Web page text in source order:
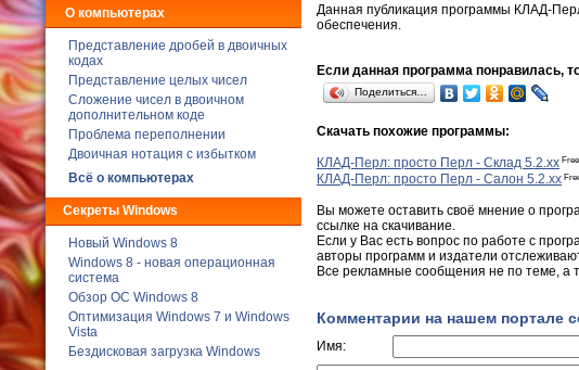
О компьютерах
Представление дробей в двоичных
кодах
Представление целых чисел
Сложение чисел в двоичном
дополнительном коде
Проблема переполнении
Двоичная нотация с избытком
Всё о компьютерах
Секреты Windows
Новый Windows 8
Windows 8 - новая операционная
система
Обзор ОС Windows 8
Оптимизация Windows 7 и Windows
Vista
Бездисковая загрузка Windows
Данная публикация программы КЛАД-
обеспечения.
Если данная программа понравилась,
Поделиться…
Скачать похожие программы:
КЛАД-Перл: просто Перл - Склад 5.2.xx
КЛАД-Перл: просто Перл - Салон 5.2.xx
Вы можете оставить своё мнение о
ссылке на скачивание.
Если у Вас есть вопрос по работе с
авторы программ и издатели
Все рекламные сообщения не по теме, а
Комментарии на нашем портале
Имя: